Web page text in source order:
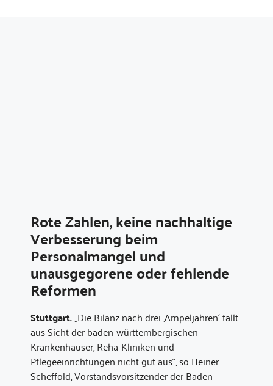
Rote Zahlen, keine nachhaltige
Verbesserung beim
Personalmangel und
unausgegorene oder fehlende
Reformen
Stuttgart.„Die Bilanz nach drei ‚Ampeljahren´ fällt
aus Sicht der baden-württembergischen
Krankenhäuser, Reha-Kliniken und
Pflegeeinrichtungen nicht gut aus“, so Heiner
Scheffold, Vorstandsvorsitzender der Baden-